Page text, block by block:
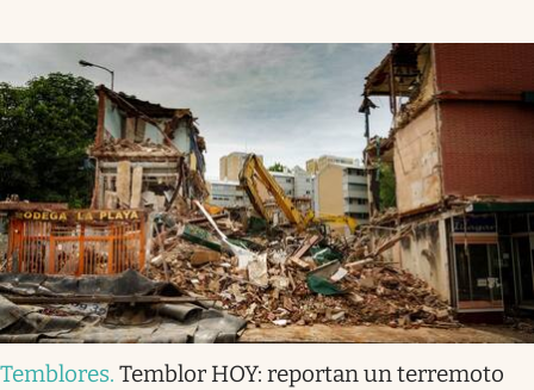
Temblores. Temblor HOY: reportan un terremoto